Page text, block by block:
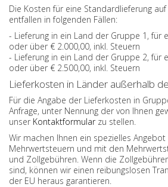
Die Kosten für eine Standardlieferung
entfallen in folgenden Fällen:
- Lieferung in ein Land der Gruppe 1, für
oder über € 2.000,00, inkl. Steuern
- Lieferung in ein Land der Gruppe 2, für
oder über € 2.500,00, inkl. Steuern
Lieferkosten in Länder außerhalb
Für die Angabe der Lieferkosten in
Anfrage, unter Nennung der von Ihnen
unser Kontaktformularzu stellen.
Wir machen Ihnen ein spezielles
Mehrwertsteuern und mit den
und Zollgebühren. Wenn die
sind, können wir einen reibungslosen
der EU heraus garantieren.